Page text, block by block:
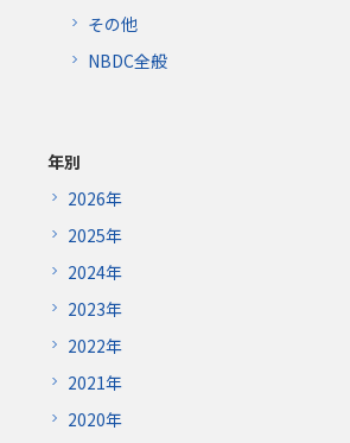
その他
NBDC全般
年別
2026年
2025年
2024年
2023年
2022年
2021年
2020年